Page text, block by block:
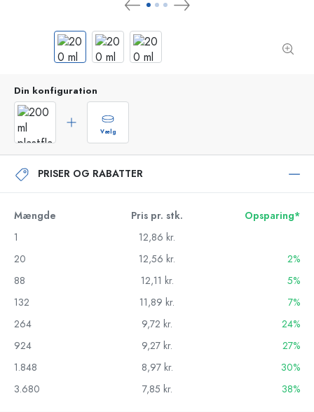
Din konfiguration
Vælg
PRISER OG RABATTER
Mængde Pris pr. stk.
Opsparing*
1
12,86 kr.
20
12,56 kr.
2%
88
12,11 kr.
5%
132
11,89 kr.
7%
264
9,72 kr.
24%
924
9,27 kr.
27%
1.848
8,97 kr.
30%
3.680
7,85 kr. 38%